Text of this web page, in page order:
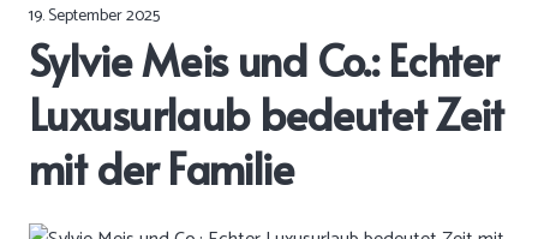
19. September 2025
Sylvie Meis und Co.: Echter
Luxusurlaub bedeutet Zeit
mit der Familie